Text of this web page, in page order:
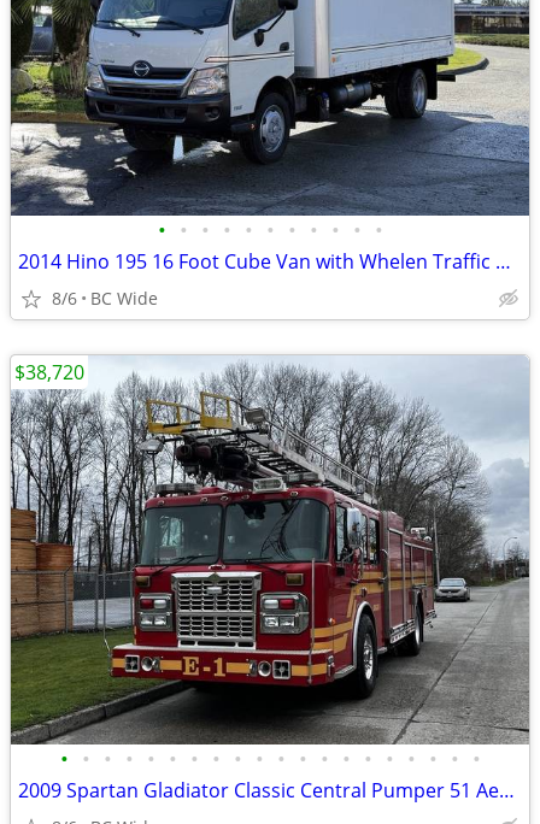
• • • • • • • • • • •
2014 Hino 195 16 Foot Cube Van with Whelen Traffic Advisor
8/6 BC Wide
• • • • • • • • • • • • • • • • • • • •
2009 Spartan Gladiator Classic Central Pumper 51 Aerial Fire Tr
$38,720